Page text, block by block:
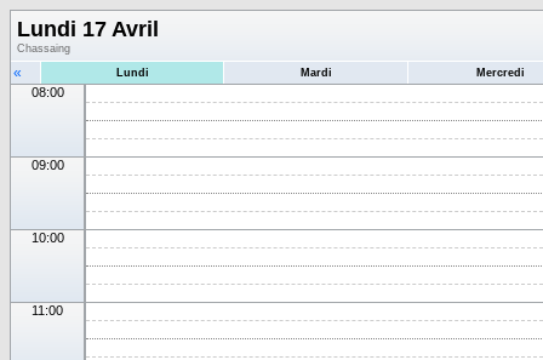
Lundi 17 Avril
Chassaing
« Lundi Mardi Mercredi
08:00
09:00
10:00
11:00